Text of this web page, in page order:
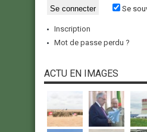
Se
Inscription
Mot de passe perdu ?
ACTU EN IMAGES